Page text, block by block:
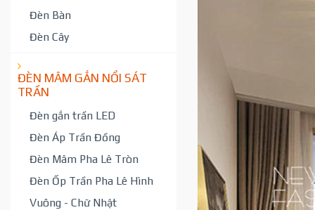
Đèn Bàn
Đèn Cây
ĐÈN MÂM GẮN NỔI SÁT
TRẦN
Đèn gắn trần LED
Đèn Áp Trần Đồng
Đèn Mâm Pha Lê Tròn
Đèn Ốp Trần Pha Lê Hình
Vuông - Chữ Nhật